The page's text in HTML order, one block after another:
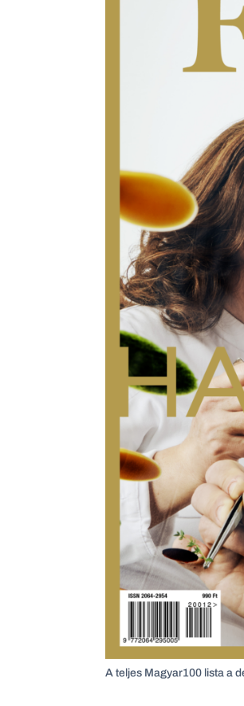
A teljes Magyar100 lista a